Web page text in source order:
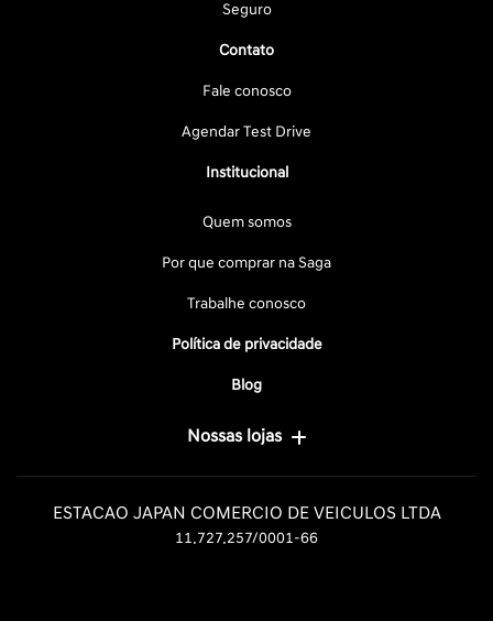
Seguro
Contato
Fale conosco
Agendar Test Drive
Institucional
Quem somos
Por que comprar na Saga
Trabalhe conosco
Política de privacidade
Blog
Nossas lojas
ESTACAO JAPAN COMERCIO DE VEICULOS LTDA
11.727.257/0001-66